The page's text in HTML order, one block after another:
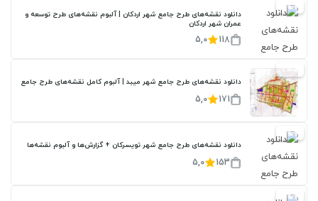
20%
دانلود نقشه‌های طرح جامع شهر اردکان | آلبوم نقشه‌های طرح توسعه و
عمران شهر اردکان
118
5,0
20%
دانلود نقشه‌های طرح جامع شهر میبد | آلبوم کامل نقشه‌های طرح جامع
171
5,0
20%
دانلود نقشه‌های طرح جامع شهر تویسرکان + گزارش‌ها و آلبوم نقشه‌ها
153
5,0
20%